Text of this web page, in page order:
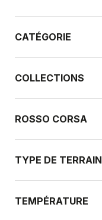
CATÉGORIE
COLLECTIONS
ROSSO CORSA
TYPE DE TERRAIN
TEMPÉRATURE